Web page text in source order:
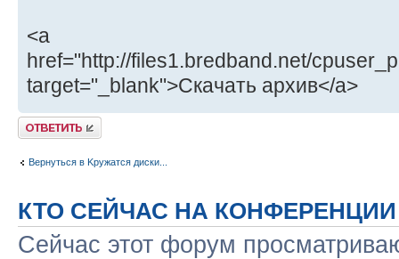
<a
href="http://files1.bredband.net/
target="_blank">Скачать архив</a>
Ответить
Вернуться в Kружатся диски...
КТО СЕЙЧАС НА КОНФЕРЕНЦИИ
Сейчас этот форум